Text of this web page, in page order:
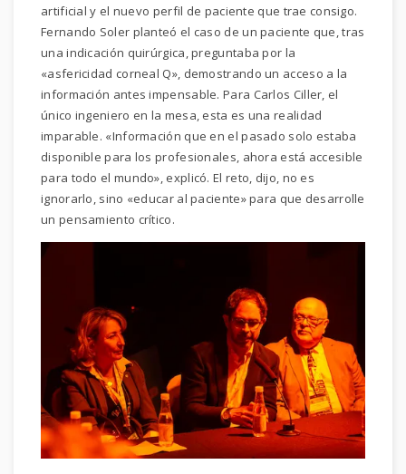
artificial y el nuevo perfil de paciente que trae consigo.
Fernando Soler planteó el caso de un paciente que, tras
una indicación quirúrgica, preguntaba por la
«asfericidad corneal Q», demostrando un acceso a la
información antes impensable. Para Carlos Ciller, el
único ingeniero en la mesa, esta es una realidad
imparable. «Información que en el pasado solo estaba
disponible para los profesionales, ahora está accesible
para todo el mundo», explicó. El reto, dijo, no es
ignorarlo, sino «educar al paciente» para que desarrolle
un pensamiento crítico.